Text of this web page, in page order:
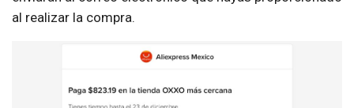
al realizar la compra.